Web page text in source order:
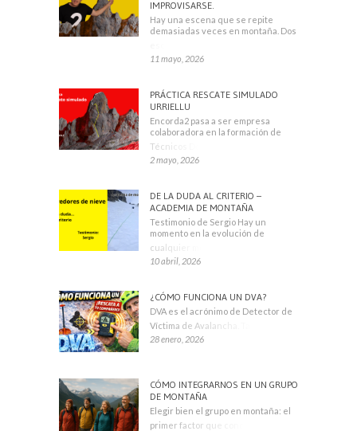
IMPROVISARSE.
Hay una escena que se repite
demasiadas veces en montaña. Dos
11 mayo, 2026
PRÁCTICA RESCATE SIMULADO
URRIELLU
Encorda2 pasa a ser empresa
colaboradora en la formación de
Técnicos Deportivos
2 mayo, 2026
DE LA DUDA AL CRITERIO –
ACADEMIA DE MONTAÑA
Testimonio de Sergio Hay un
momento en la evolución de
cualquier montañero
10 abril, 2026
¿CÓMO FUNCIONA UN DVA?
DVA es el acrónimo de Detector de
Víctima de Avalancha. También se
28 enero, 2026
CÓMO INTEGRARNOS EN UN GRUPO
DE MONTAÑA
Elegir bien el grupo en montaña: el
primer factor que condiciona tu